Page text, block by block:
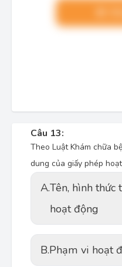
Câu 13:
Theo Luật Khám chữa
dung của giấy phép
A.Tên, hình thức
hoạt động
B.Phạm vi hoạt